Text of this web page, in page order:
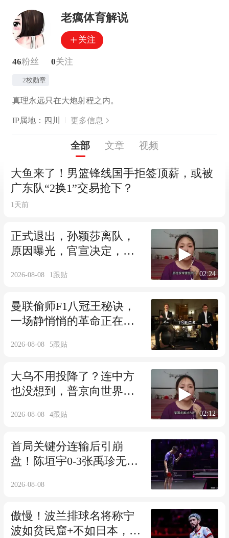
老癘体育解说
关注
46粉丝 0关注
2枚勋章
真理永远只在大炮射程之内。
IP属地：四川 更多信息
全部 文章 视频
大鱼来了！男篮锋线国手拒签顶薪，或被
广东队“2换1”交易抢下？
1天前
正式退出，孙颖莎离队，
原因曝光，官宣决定，让
2026-08-08 1跟贴 02:24
曼联偷师F1八冠王秘诀，
一场静悄悄的革命正在上
2026-08-08 5跟贴
大乌不用投降了？连中方
也没想到，普京向世界宣
2026-08-08 4跟贴 02:12
首局关键分连输后引崩
盘！陈垣宇0-3张禹珍无缘
2026-08-08
傲慢！波兰排球名将称宁
波如贫民窟+不如日本，遭